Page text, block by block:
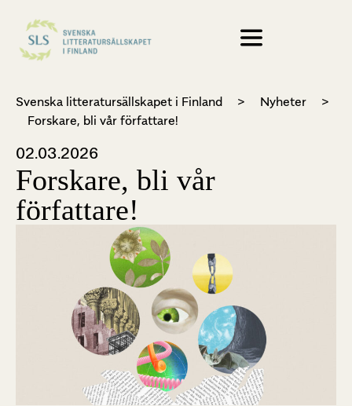
Svenska litteratursällskapet i Finland > Nyheter
>
Forskare, bli vår författare!
02.03.2026
Forskare, bli vår
författare!